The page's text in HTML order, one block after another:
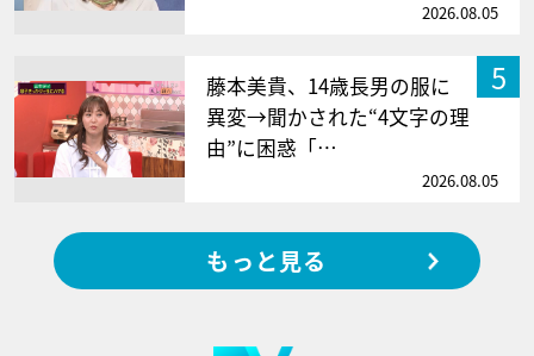
2026.08.05
5
藤本美貴、14歳長男の服に
異変→聞かされた“4文字の理
由”に困惑「…
2026.08.05
もっと見る